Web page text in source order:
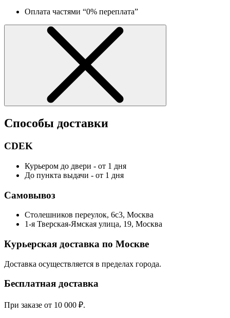
Оплата частями “0% переплата”
Способы доставки
CDEK
Курьером до двери - от 1 дня
До пункта выдачи - от 1 дня
Самовывоз
Столешников переулок, 6с3, Москва
1-я Тверская-Ямская улица, 19, Москва
Курьерская доставка по Москве
Доставка осуществляется в пределах города.
Бесплатная доставка
При заказе от 10 000 ₽.